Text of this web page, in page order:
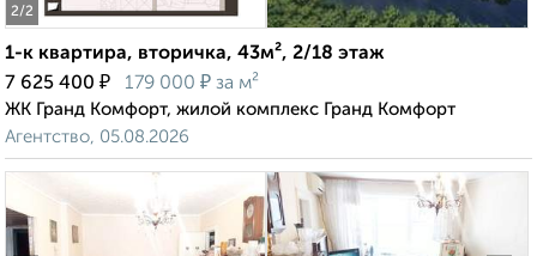
2/2
1-к квартира, вторичка, 43м², 2/18 этаж
7 625 400 ₽ 179 000 ₽ за м²
ЖК Гранд Комфорт, жилой комплекс Гранд Комфорт
Агентство, 05.08.2026